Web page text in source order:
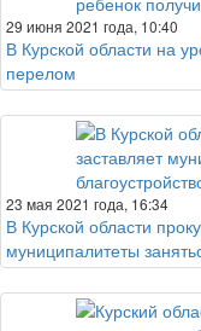
29 июня 2021 года, 10:40
В Курской области на
перелом
23 мая 2021 года, 16:34
В Курской области
муниципалитеты